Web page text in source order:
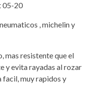
05-20
, michelin y
mas resistente que el
y evita rayadas al rozar
facil, muy rapidos y